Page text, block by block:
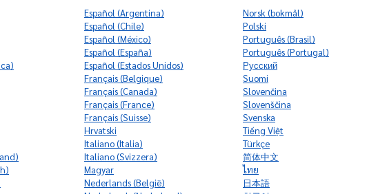
‭Español (Argentina)
‭Español (Chile)
‭Español (México)
‭Español (España)
‭Español (Estados Unidos)
‭Français (Belgique)
‭Français (Canada)
‭Français (France)
‭Français (Suisse)
‭Hrvatski
‭Italiano (Italia)
‭Italiano (Svizzera)
‭Magyar
‭Nederlands (België)
‭Norsk (bokmål)
Polski
‭Português (Brasil)
‭Português (Portugal)
Русский
Suomi
Slovenčina
Slovenščina
Svenska
Tiếng Việt
Türkçe
简体中文
ไทย
日本語